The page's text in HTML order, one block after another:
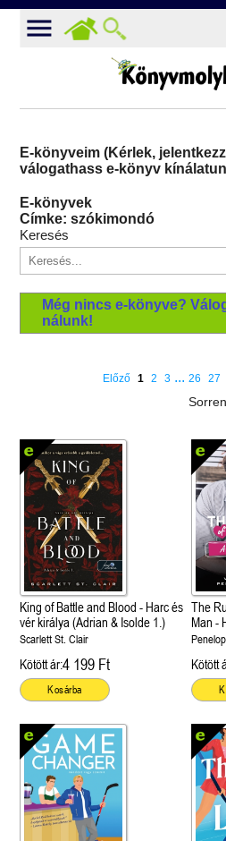
E-könyveim (Kérlek,
válogathass e-könyv
E-könyvek
Címke: szókimondó
Keresés
Még nincs e-könyve?
nálunk!
Előző 1 2 3 ... 26 27
King of Battle and Blood - Harc és
vér királya (Adrian & Isolde 1.)
Scarlett St. Clair
Kötött ár:4 199 Ft
Kosárba
The
Man -
Kötött